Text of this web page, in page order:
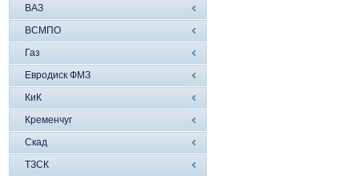
ВАЗ
ВСМПО
Газ
Евродиск ФМЗ
КиК
Кременчуг
Скад
ТЗСК